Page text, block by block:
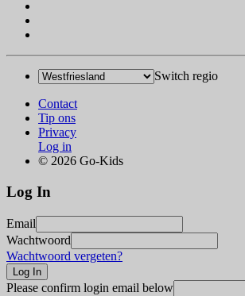
Switch regio
Contact
Tip ons
Privacy
Log in
© 2026 Go-Kids
Log In
Email
Wachtwoord
Wachtwoord vergeten?
Please confirm login email below